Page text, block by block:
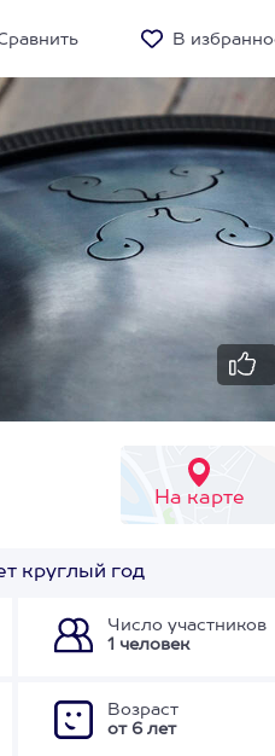
В
На карте
круглый год
Число участников
1 человек
Возраст
от 6 лет